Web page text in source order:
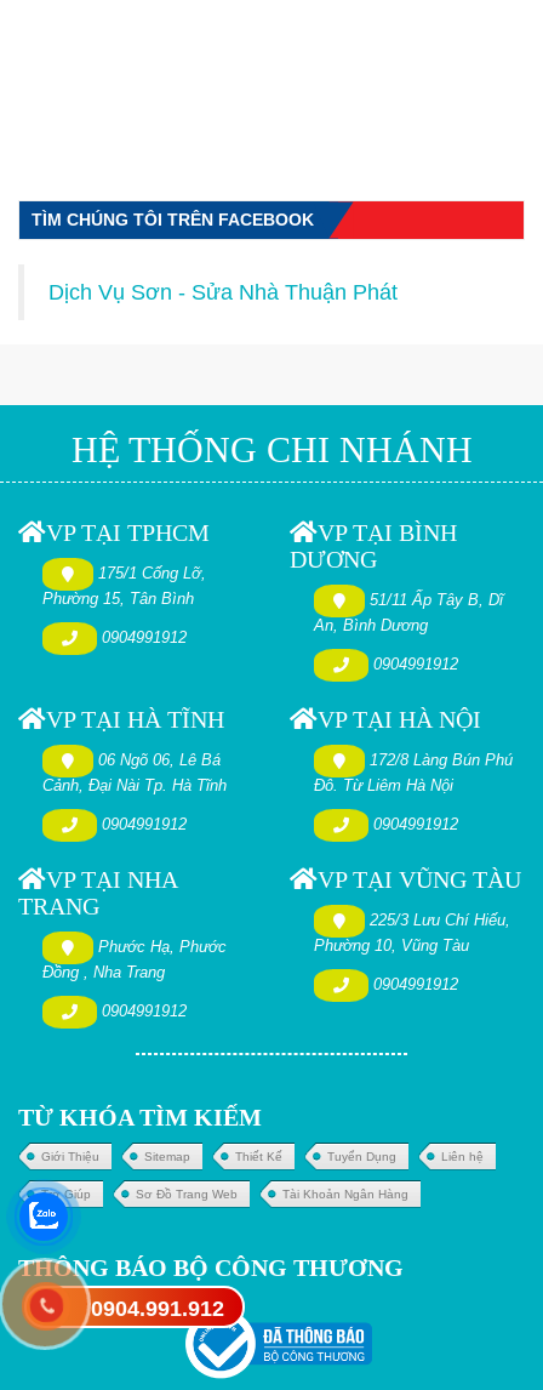
TÌM CHÚNG TÔI TRÊN FACEBOOK
Dịch Vụ Sơn - Sửa Nhà Thuận Phát
HỆ THỐNG CHI NHÁNH
VP TẠI TPHCM
175/1 Cống Lỡ,
Phường 15, Tân Bình
0904991912
VP TẠI BÌNH
DƯƠNG
51/11 Ấp Tây B, Dĩ
An, Bình Dương
0904991912
VP TẠI HÀ TĨNH
06 Ngõ 06, Lê Bá
Cảnh, Đại Nài Tp. Hà Tĩnh
0904991912
VP TẠI HÀ NỘI
172/8 Làng Bún Phú
Đô. Từ Liêm Hà Nội
0904991912
VP TẠI NHA
TRANG
Phước Hạ, Phước
Đồng , Nha Trang
0904991912
VP TẠI VŨNG TÀU
225/3 Lưu Chí Hiếu,
Phường 10, Vũng Tàu
0904991912
TỪ KHÓA TÌM KIẾM
Giới Thiệu Sitemap Thiết Kế Tuyển Dụng Liên hệ
Trợ Giúp Sơ Đồ Trang Web Tài Khoản Ngân Hàng
THÔNG BÁO BỘ CÔNG THƯƠNG
0904.991.912